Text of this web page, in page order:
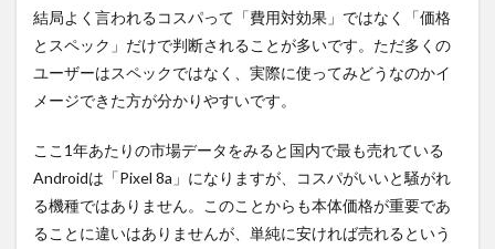
結局よく言われるコスパって「費用対効果」ではなく「価格
とスペック」だけで判断されることが多いです。ただ多くの
ユーザーはスペックではなく、実際に使ってみどうなのかイ
メージできた方が分かりやすいです。
ここ1年あたりの市場データをみると国内で最も売れている
Androidは「Pixel 8a」になりますが、コスパがいいと騒がれ
る機種ではありません。このことからも本体価格が重要であ
ることに違いはありませんが、単純に安ければ売れるという